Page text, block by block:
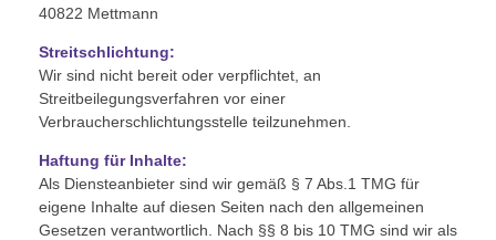
MEHR
Geschenkgutscheine
40822 Mettmann
Streitschlichtung:
Wir sind nicht bereit oder verpflichtet, an
Streitbeilegungsverfahren vor einer
Verbraucherschlichtungsstelle teilzunehmen.
Haftung für Inhalte:
Als Diensteanbieter sind wir gemäß § 7 Abs.1 TMG für
eigene Inhalte auf diesen Seiten nach den allgemeinen
Gesetzen verantwortlich. Nach §§ 8 bis 10 TMG sind wir als